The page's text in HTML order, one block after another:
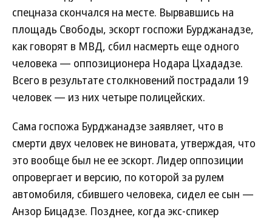
спецназа скончался на месте. Вырвавшись на
площадь Свободы, эскорт госпожи Бурджанадзе,
как говорят в МВД, сбил насмерть еще одного
человека — оппозиционера Нодара Цхададзе.
Всего в результате столкновений пострадали 19
человек — из них четыре полицейских.
Сама госпожа Бурджанадзе заявляет, что в
смерти двух человек не виновата, утверждая, что
это вообще был не ее эскорт. Лидер оппозиции
опровергает и версию, по которой за рулем
автомобиля, сбившего человека, сидел ее сын —
Анзор Бицадзе. Позднее, когда экс-спикер